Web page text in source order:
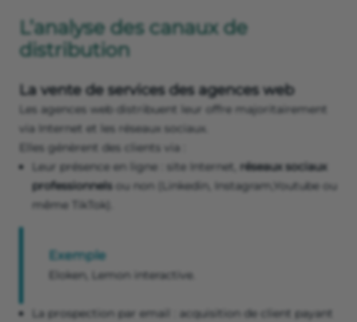
L’analyse des canaux de
distribution
La vente de services des agences web
Les agences web distribuent leur offre majoritairement
via Internet et les réseaux sociaux.
Elles génèrent des clients via :
Leur présence en ligne : site Internet, réseaux sociaux
professionnels ou non (Linkedin, Instagram,Youtube ou
même TikTok).
Exemple
Eloken, Lemon interactive.
La prospection par email : acquisition de client payant